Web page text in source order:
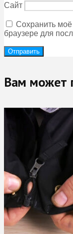
Сайт
Сохранить
браузере для
Вам может